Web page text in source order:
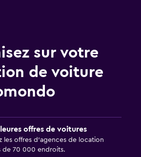
sur votre
de voiture
offres de voitures
les offres d’agences de location
de 70 000 endroits.